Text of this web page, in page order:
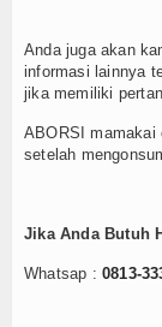
Anda juga akan
informasi lainnya
jika memiliki
ABORSI mamakai
setelah
Jika Anda Butuh
Whatsap : 0813-